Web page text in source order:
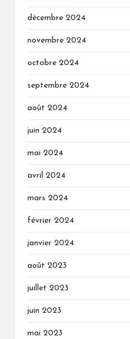
décembre 2024
novembre 2024
octobre 2024
septembre 2024
août 2024
juin 2024
mai 2024
avril 2024
mars 2024
février 2024
janvier 2024
août 2023
juillet 2023
juin 2023
mai 2023